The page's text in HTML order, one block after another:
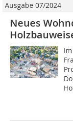
Ausgabe 07/2024
Neues